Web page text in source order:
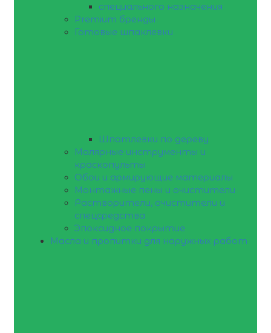
специального назначения
Premium бренды
Готовые шпаклевки
Шпатлевки по дереву
Малярные инструменты и
краскопульты
Обои и армирующие материалы
Монтажные пены и очистители
Растворители, очистители и
спецсредства
Эпоксидное покрытие
Масла и пропитки для наружных работ